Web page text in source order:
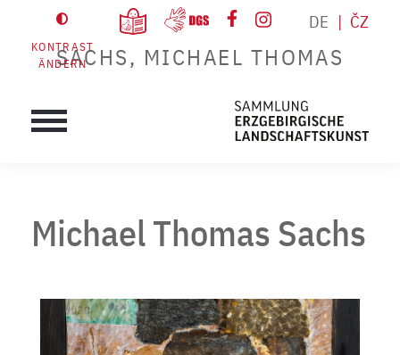
KONTRAST
ÄNDERN
DE ČZ
SACHS, MICHAEL THOMAS
Michael Thomas Sachs